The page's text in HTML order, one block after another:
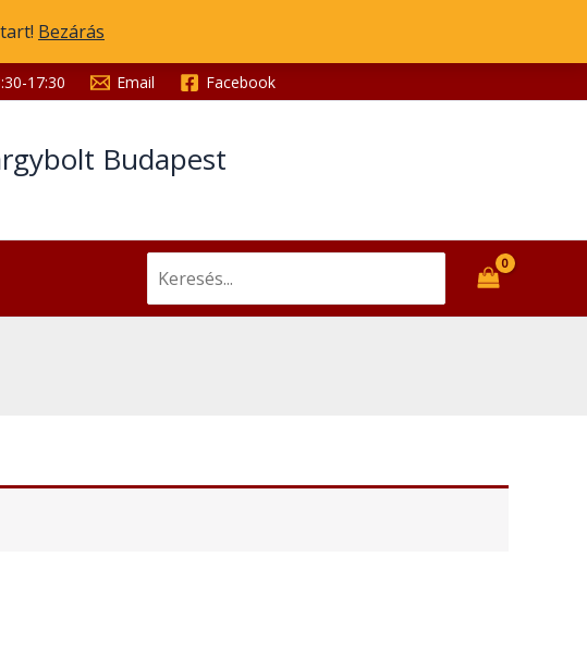
Bezárás
17:30 Email Facebook
Budapest
for: